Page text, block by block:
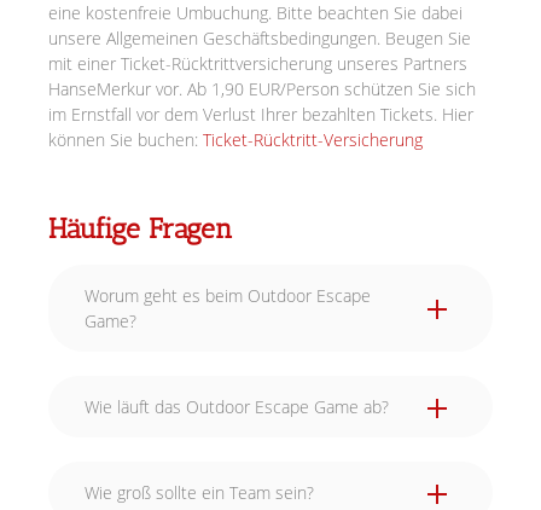
eine kostenfreie Umbuchung. Bitte beachten Sie dabei
unsere Allgemeinen Geschäftsbedingungen. Beugen Sie
mit einer Ticket-Rücktrittversicherung unseres Partners
HanseMerkur vor. Ab 1,90 EUR/Person schützen Sie sich
im Ernstfall vor dem Verlust Ihrer bezahlten Tickets. Hier
können Sie buchen: Ticket-Rücktritt-Versicherung
Häufige Fragen
Worum geht es beim Outdoor Escape
Game?
Wie läuft das Outdoor Escape Game ab?
Wie groß sollte ein Team sein?